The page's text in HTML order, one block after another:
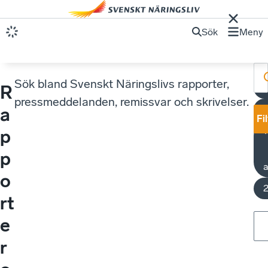
Sök Meny
R
a
p
p
o
rt
e
r
Sök bland Svenskt Näringslivs rapporter,
pressmeddelanden, remissvar och skrivelser.